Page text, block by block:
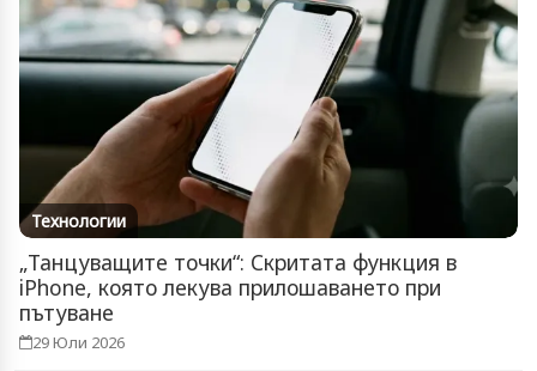
Технологии
„Танцуващите точки“: Скритата функция в
iPhone, която лекува прилошаването при
пътуване
29 Юли 2026